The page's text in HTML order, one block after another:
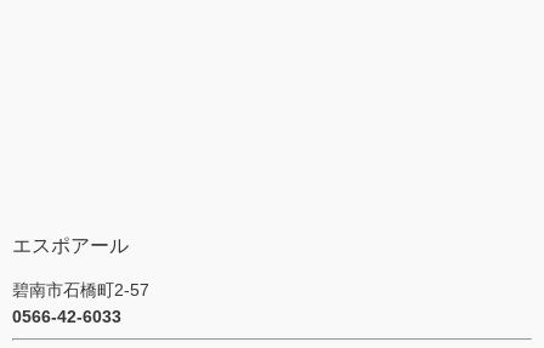
エスポアール
碧南市石橋町2-57
0566-42-6033